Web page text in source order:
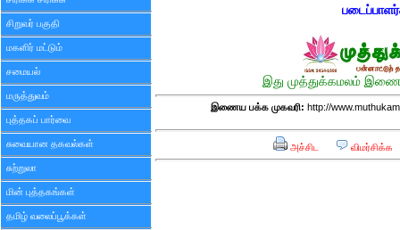
சிறுவர் பகுதி
மகளிர் மட்டும்
சமையல்
மருத்துவம்
புத்தகப் பார்வை
சுவையான தகவல்கள்
சுற்றுலா
மின் புத்தகங்கள்
தமிழ் வலைப்பூக்கள்
இது முத்துக்கமலம்
இணைய பக்க முகவரி: http://
அச்சிட விமர்சிக்க